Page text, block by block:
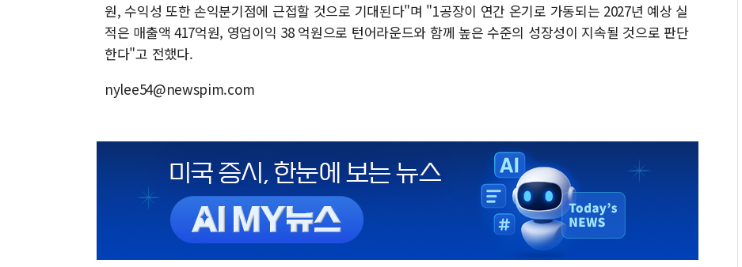
원, 수익성 또한 손익분기점에 근접할 것으로 기대된다"며 "1공장이 연간 온기로 가동되는 2027년 예상 실
적은 매출액 417억원, 영업이익 38 억원으로 턴어라운드와 함께 높은 수준의 성장성이 지속될 것으로 판단
한다"고 전했다.
nylee54@newspim.com